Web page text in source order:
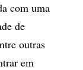
com uma
de
outras
em